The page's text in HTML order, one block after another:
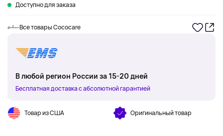
Доступно для заказа
Все товары Cococare
В любой регион России за 15-20 дней
Бесплатная доставка с абсолютной гарантией
Товар из США Оригинальный товар